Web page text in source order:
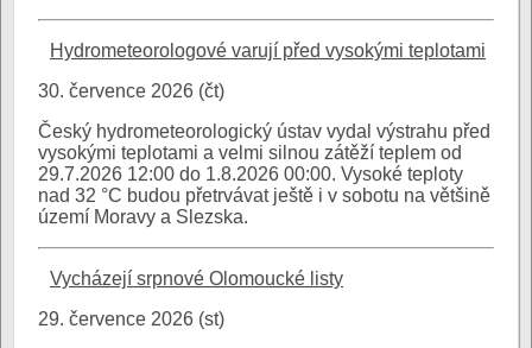
Hydrometeorologové varují před vysokými teplotami
30. července 2026 (čt)
Český hydrometeorologický ústav vydal výstrahu před
vysokými teplotami a velmi silnou zátěží teplem od
29.7.2026 12:00 do 1.8.2026 00:00. Vysoké teploty
nad 32 °C budou přetrvávat ještě i v sobotu na většině
území Moravy a Slezska.
Vycházejí srpnové Olomoucké listy
29. července 2026 (st)